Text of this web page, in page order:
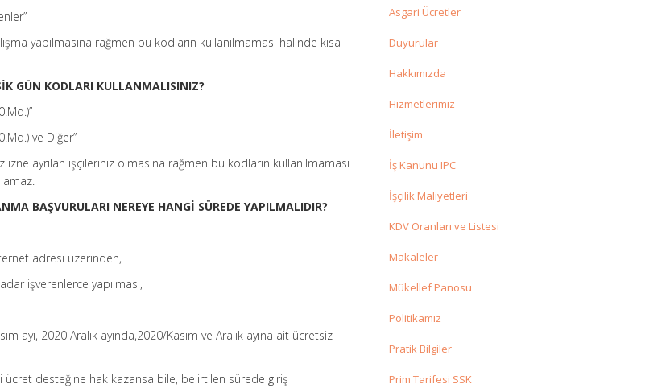
yapılmasına rağmen bu kodların kullanılmaması halinde kısa
GÜN KODLARI KULLANMALISINIZ?
ve Diğer”
izne ayrılan işçileriniz olmasına rağmen bu kodların kullanılmaması
BAŞVURULARI NEREYE HANGİ SÜREDE YAPILMALIDIR?
adresi üzerinden,
işverenlerce yapılması,
ayı, 2020 Aralık ayında,2020/Kasım ve Aralık ayına ait ücretsiz
ücret desteğine hak kazansa bile, belirtilen sürede giriş
Asgari Ücretler
Duyurular
Hakkımızda
Hizmetlerimiz
İletişim
İş Kanunu IPC
İşçilik Maliyetleri
KDV Oranları ve Listesi
Makaleler
Mükellef Panosu
Politikamız
Pratik Bilgiler
Prim Tarifesi SSK